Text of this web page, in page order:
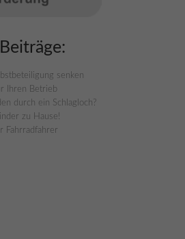
senken
Ihren Betrieb
durch ein Schlagloch?
zu Hause!
Fahrradfahrer